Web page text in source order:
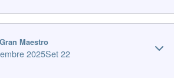
Gran Maestro
2025Set 22